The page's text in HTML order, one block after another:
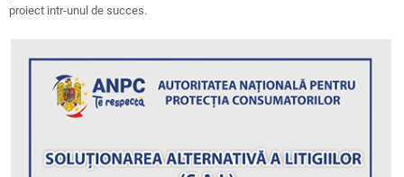
proiect intr-unul de succes.